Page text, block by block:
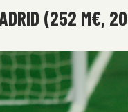
(252 M€,